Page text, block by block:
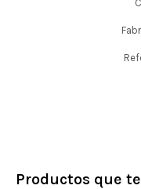
Productos que